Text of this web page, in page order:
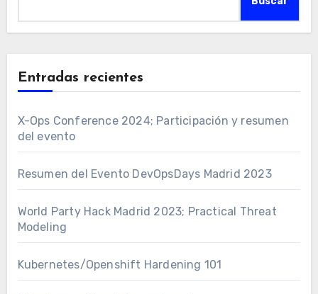
Entradas recientes
X-Ops Conference 2024; Participación y resumen
del evento
Resumen del Evento DevOpsDays Madrid 2023
World Party Hack Madrid 2023; Practical Threat
Modeling
Kubernetes/Openshift Hardening 101